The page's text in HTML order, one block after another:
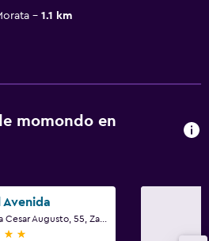
1.1 km
momondo en
Avenida